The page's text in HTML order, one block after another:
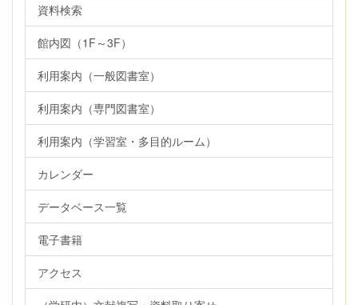
資料検索
館内図（1F～3F）
利用案内（一般図書室）
利用案内（専門図書室）
利用案内（学習室・多目的ルーム）
カレンダー
データベース一覧
電子書籍
アクセス